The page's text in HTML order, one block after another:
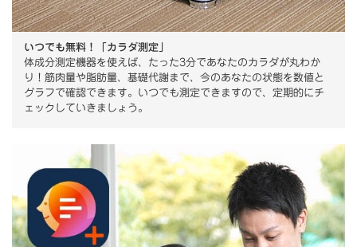
いつでも無料！「カラダ測定」
体成分測定機器を使えば、たった3分であなたのカラダが丸わか
り！筋肉量や脂肪量、基礎代謝まで、今のあなたの状態を数値と
グラフで確認できます。いつでも測定できますので、定期的にチ
ェックしていきましょう。